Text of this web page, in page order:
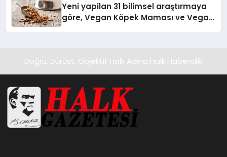
Yeni yapilan 31 bilimsel araştırmaya
göre, Vegan Köpek Maması ve Vegan
Doğru, Dürüst, Objektif Halk Adına Halk Habercilik